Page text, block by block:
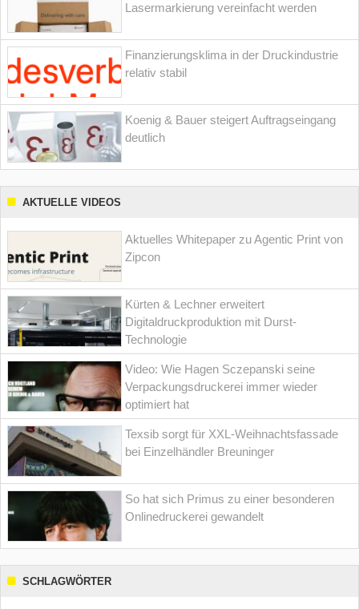
Lasermarkierung vereinfacht werden
Finanzierungsklima in der Druckindustrie
relativ stabil
Koenig & Bauer steigert Auftragseingang
deutlich
AKTUELLE VIDEOS
Aktuelles Whitepaper zu Agentic Print von
Zipcon
Kürten & Lechner erweitert
Digitaldruckproduktion mit Durst-
Technologie
Video: Wie Hagen Sczepanski seine
Verpackungsdruckerei immer wieder
optimiert hat
Texsib sorgt für XXL-Weihnachtsfassade
bei Einzelhändler Breuninger
So hat sich Primus zu einer besonderen
Onlinedruckerei gewandelt
SCHLAGWÖRTER